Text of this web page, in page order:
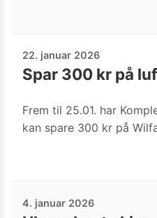
22. januar 2026
Spar 300 kr på
Frem til 25.01. har
kan spare 300 kr på
4. januar 2026